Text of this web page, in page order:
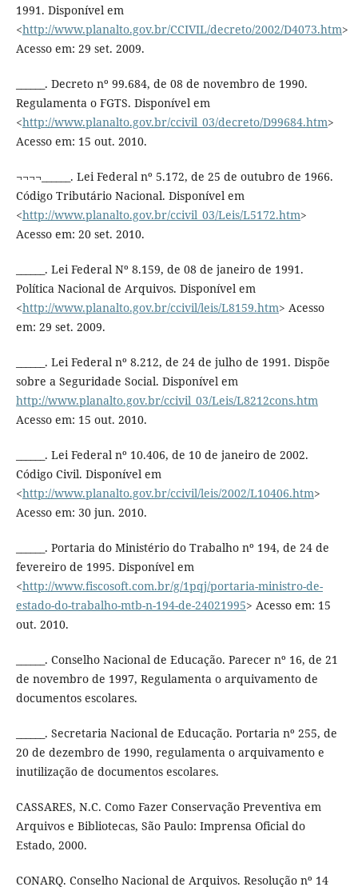
1991. Disponível em
<http://www.planalto.gov.br/CCIVIL/decreto/2002/D4073.htm>
Acesso em: 29 set. 2009.
______. Decreto nº 99.684, de 08 de novembro de 1990.
Regulamenta o FGTS. Disponível em
<http://www.planalto.gov.br/ccivil_03/decreto/D99684.htm>
Acesso em: 15 out. 2010.
¬¬¬¬______. Lei Federal nº 5.172, de 25 de outubro de 1966.
Código Tributário Nacional. Disponível em
<http://www.planalto.gov.br/ccivil_03/Leis/L5172.htm>
Acesso em: 20 set. 2010.
______. Lei Federal Nº 8.159, de 08 de janeiro de 1991.
Política Nacional de Arquivos. Disponível em
<http://www.planalto.gov.br/ccivil/leis/L8159.htm> Acesso
em: 29 set. 2009.
______. Lei Federal nº 8.212, de 24 de julho de 1991. Dispõe
sobre a Seguridade Social. Disponível em
http://www.planalto.gov.br/ccivil_03/Leis/L8212cons.htm
Acesso em: 15 out. 2010.
______. Lei Federal nº 10.406, de 10 de janeiro de 2002.
Código Civil. Disponível em
<http://www.planalto.gov.br/ccivil/leis/2002/L10406.htm>
Acesso em: 30 jun. 2010.
______. Portaria do Ministério do Trabalho nº 194, de 24 de
fevereiro de 1995. Disponível em
<http://www.fiscosoft.com.br/g/1pqj/portaria-ministro-de-
estado-do-trabalho-mtb-n-194-de-24021995> Acesso em: 15
out. 2010.
______. Conselho Nacional de Educação. Parecer nº 16, de 21
de novembro de 1997, Regulamenta o arquivamento de
documentos escolares.
______. Secretaria Nacional de Educação. Portaria nº 255, de
20 de dezembro de 1990, regulamenta o arquivamento e
inutilização de documentos escolares.
CASSARES, N.C. Como Fazer Conservação Preventiva em
Arquivos e Bibliotecas, São Paulo: Imprensa Oficial do
Estado, 2000.
CONARQ. Conselho Nacional de Arquivos. Resolução nº 14